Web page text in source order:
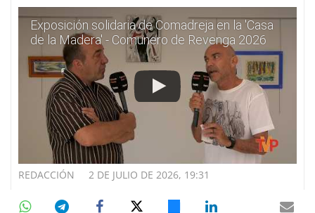
Exposición solidaria de Comadreja en la 'Casa
de la Madera' - Comunero de Revenga 2026
2 DE JULIO DE 2026, 19:31
REDACCIÓN